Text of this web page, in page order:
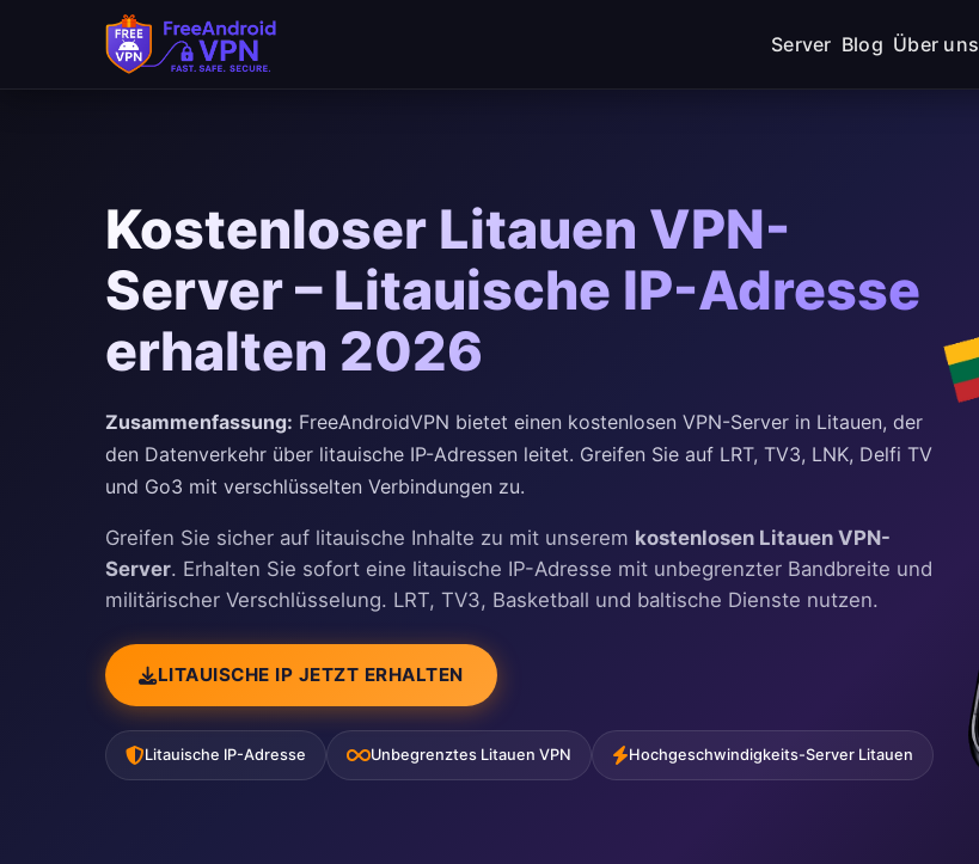
Server Blog Über uns
Kostenloser Litauen VPN-
Server – Litauische IP-Adresse
erhalten 2026
Zusammenfassung: FreeAndroidVPN bietet einen kostenlosen VPN-Server in Litauen, der
den Datenverkehr über litauische IP-Adressen leitet. Greifen Sie auf LRT, TV3, LNK, Delfi TV
und Go3 mit verschlüsselten Verbindungen zu.
Greifen Sie sicher auf litauische Inhalte zu mit unserem kostenlosen Litauen VPN-
Server. Erhalten Sie sofort eine litauische IP-Adresse mit unbegrenzter Bandbreite und
militärischer Verschlüsselung. LRT, TV3, Basketball und baltische Dienste nutzen.
LITAUISCHE IP JETZT ERHALTEN
Litauische IP-Adresse Unbegrenztes Litauen VPN Hochgeschwindigkeits-Server Litauen